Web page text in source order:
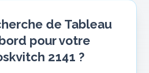
de Tableau
pour votre
2141 ?